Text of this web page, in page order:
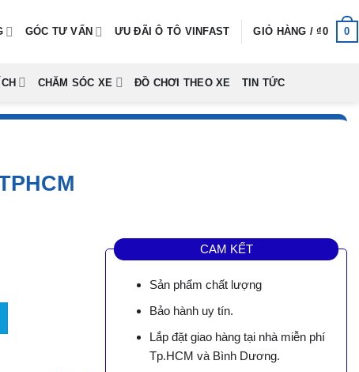
GÓC TƯ VẤN ƯU ĐÃI Ô TÔ VINFAST GIỎ HÀNG /₫0 0
CHĂM SÓC XE ĐỒ CHƠI THEO XE TIN TỨC
lượng
CAM KẾT
Sản phẩm chất lượng
Bảo hành uy tín.
Lắp đặt giao hàng tại nhà miễn phí
Tp.HCM và Bình Dương.